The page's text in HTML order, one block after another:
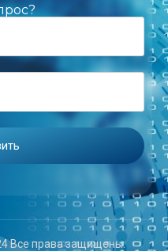
Все права защищены.